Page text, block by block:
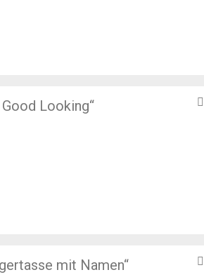
Looking“
mit Namen“